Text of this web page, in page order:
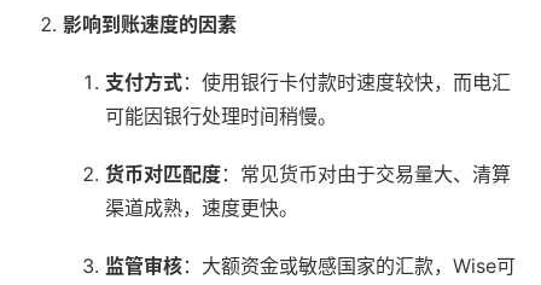
影响到账速度的因素
支付方式：使用银行卡付款时速度较快，而电汇
可能因银行处理时间稍慢。
货币对匹配度：常见货币对由于交易量大、清算
渠道成熟，速度更快。
监管审核：大额资金或敏感国家的汇款，Wise可